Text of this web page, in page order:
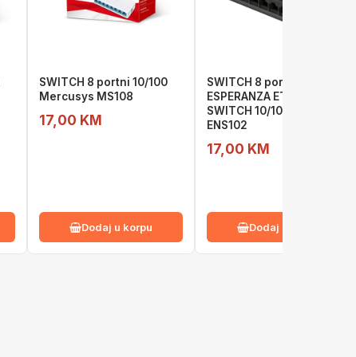
SWITCH 8 portni 10/100
Mercusys MS108
17,00 KM
Dodaj u korpu
SWITCH 8 portni
ESPERANZA ETHERNET
SWITCH 10/100 DRACO,
ENS102
17,00 KM
Dodaj u korpu